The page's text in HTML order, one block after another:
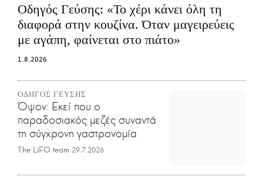
Οδηγός Γεύσης: «Το χέρι κάνει όλη τη
διαφορά στην κουζίνα. Όταν μαγειρεύεις
με αγάπη, φαίνεται στο πιάτο»
1.8.2026
ΟΔΗΓΟΣ ΓΕΥΣΗΣ
Όψον: Εκεί που ο
παραδοσιακός μεζές συναντά
τη σύγχρονη γαστρονομία
The LiFO team 29.7.2026